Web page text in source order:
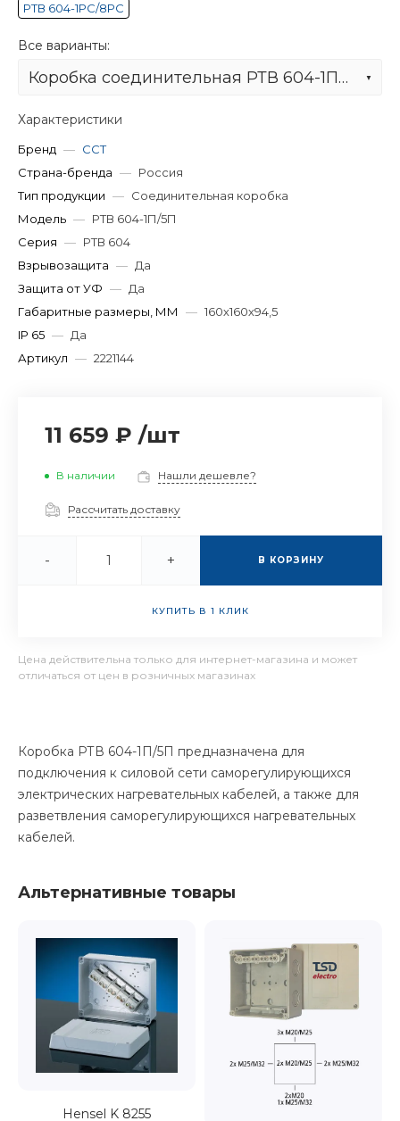
РТВ 604-1РС/8РС
Все варианты:
Коробка соединительная РТВ 604-1П/5П
Характеристики
Бренд — ССТ
Страна-бренда — Россия
Тип продукции — Соединительная коробка
Модель — РТВ 604-1П/5П
Серия — РТВ 604
Взрывозащита — Да
Защита от УФ — Да
Габаритные размеры, ММ
— 160х160х94,5
IP 65 — Да
Артикул — 2221144
11 659 ₽ /шт
В наличии Нашли дешевле?
Рассчитать доставку
- + В КОРЗИНУ
КУПИТЬ В 1 КЛИК
Цена действительна только для интернет-магазина и может
отличаться от цен в розничных магазинах
Коробка РТВ 604-1П/5П предназначена для
подключения к силовой сети саморегулирующихся
электрических нагревательных кабелей, а также для
разветвления саморегулирующихся нагревательных
кабелей.
Альтернативные товары
Hensel K 8255